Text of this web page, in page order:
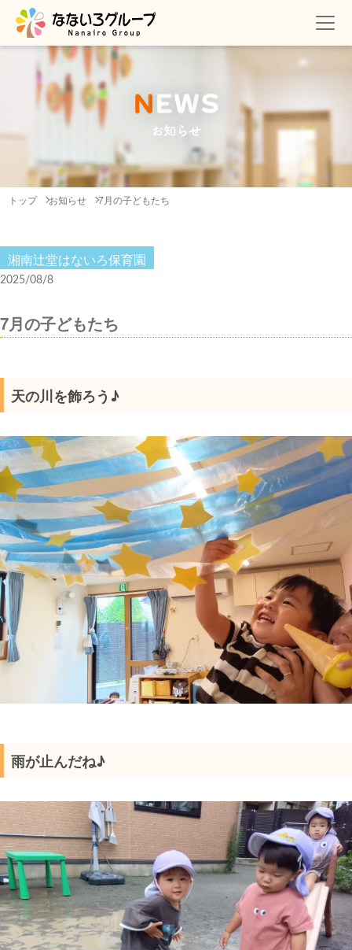
NEWS
お知らせ
トップ お知らせ 7月の子どもたち
湘南辻堂はないろ保育園
2025/08/8
7月の子どもたち
天の川を飾ろう♪
雨が止んだね♪